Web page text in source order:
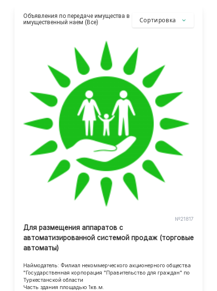
Объявления по передаче имущества в
имущественный наем (Все)
Сортировка
№21817
Для размещения аппаратов с
автоматизированной системой продаж (торговые
автоматы)
Наймодатель: Филиал некоммерческого акционерного общества
"Государственная корпорация "Правительство для граждан" по
Туркестанской области
Часть здания площадью 1кв.м.